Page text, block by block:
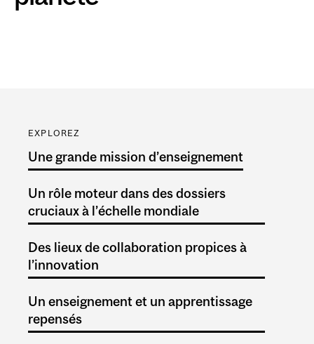
EXPLOREZ
Une grande mission d’enseignement
Un rôle moteur dans des dossiers
cruciaux à l’échelle mondiale
Des lieux de collaboration propices à
l’innovation
Un enseignement et un apprentissage
repensés